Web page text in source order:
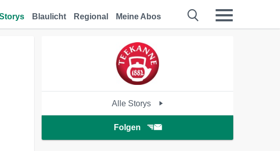
Blaulicht Regional Meine Abos
Alle Storys
Folgen